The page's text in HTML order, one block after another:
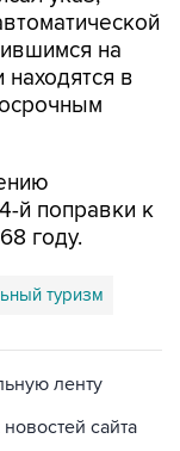
на
в
й поправки к
году.
туризм
ленту
сайта